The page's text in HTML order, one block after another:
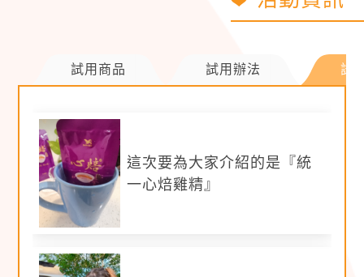
試用商品 試用辦法 試
【 撰文規範
撰寫體驗心得字數至少200字以上
需要帶到產品主要特色
a.嚴選宮廷進補聖品入料(紅棗、枸杞、花
膠)，口感甘潤不膩口，請著重描述顏色、香
氣、口感。
b.市場上獨特複方雞精， 更營養滋補！
c.長達15小時以上焙煮，以時間醞釀食材的美
味精華。
這次要為大家介紹的是『統
一心焙雞精』